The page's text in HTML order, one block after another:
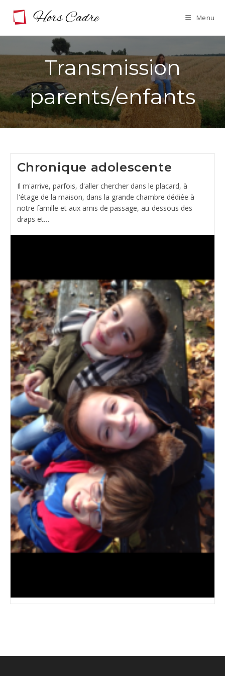
Menu
Transmission
parents/enfants
Chronique adolescente
Il m'arrive, parfois, d'aller chercher dans le placard, à
l'étage de la maison, dans la grande chambre dédiée à
notre famille et aux amis de passage, au-dessous des
draps et…